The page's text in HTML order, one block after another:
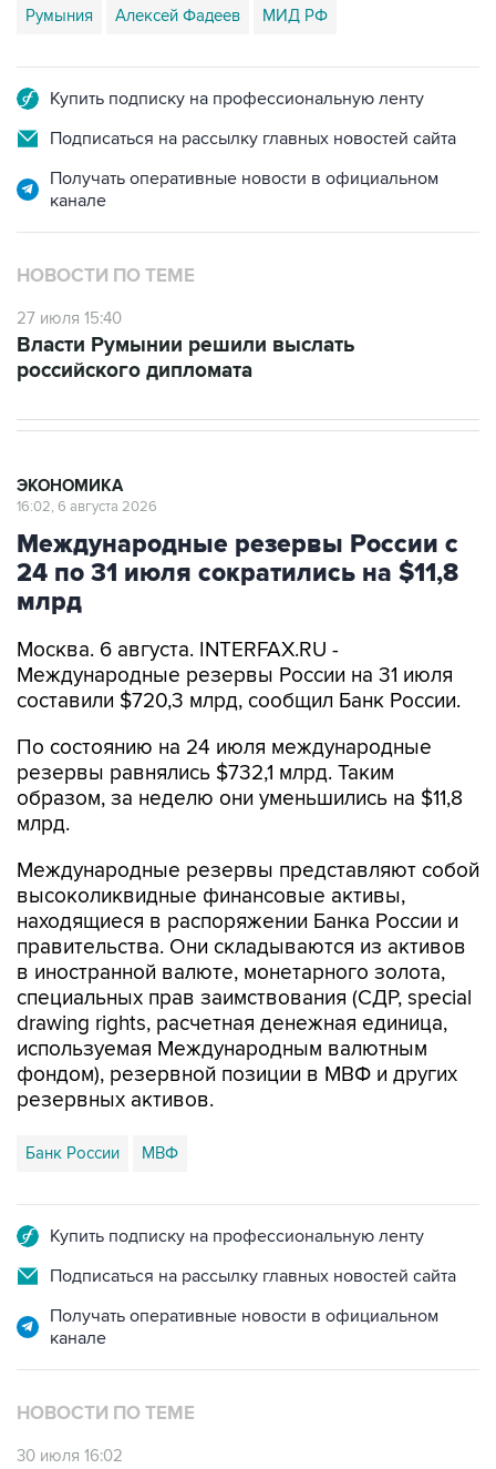
Румыния Алексей Фадеев МИД РФ
Купить подписку на профессиональную ленту
Подписаться на рассылку главных новостей сайта
Получать оперативные новости в официальном
канале
НОВОСТИ ПО ТЕМЕ
27 июля 15:40
Власти Румынии решили выслать
российского дипломата
ЭКОНОМИКА
16:02, 6 августа 2026
Международные резервы России с
24 по 31 июля сократились на $11,8
млрд
Москва. 6 августа. INTERFAX.RU -
Международные резервы России на 31 июля
составили $720,3 млрд, сообщил Банк России.
По состоянию на 24 июля международные
резервы равнялись $732,1 млрд. Таким
образом, за неделю они уменьшились на $11,8
млрд.
Международные резервы представляют собой
высоколиквидные финансовые активы,
находящиеся в распоряжении Банка России и
правительства. Они складываются из активов
в иностранной валюте, монетарного золота,
специальных прав заимствования (СДР, special
drawing rights, расчетная денежная единица,
используемая Международным валютным
фондом), резервной позиции в МВФ и других
резервных активов.
Банк России МВФ
Купить подписку на профессиональную ленту
Подписаться на рассылку главных новостей сайта
Получать оперативные новости в официальном
канале
НОВОСТИ ПО ТЕМЕ
30 июля 16:02